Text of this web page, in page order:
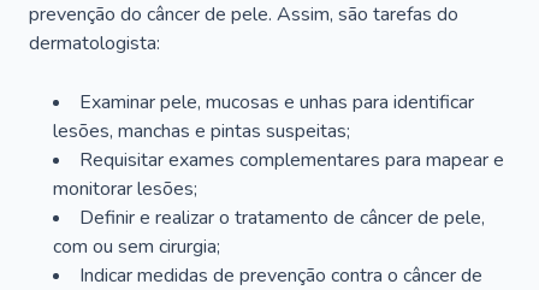
prevenção do câncer de pele. Assim, são tarefas do
dermatologista:
Examinar pele, mucosas e unhas para identificar
lesões, manchas e pintas suspeitas;
Requisitar exames complementares para mapear e
monitorar lesões;
Definir e realizar o tratamento de câncer de pele,
com ou sem cirurgia;
Indicar medidas de prevenção contra o câncer de